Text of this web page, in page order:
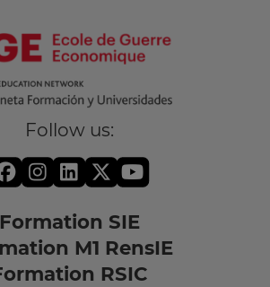
Follow us:
Formation SIE
M1 RensIE
RSIC